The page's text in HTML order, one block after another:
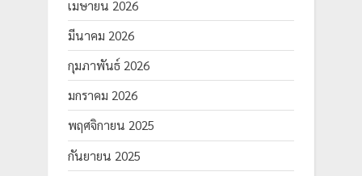
เมษายน 2026
มีนาคม 2026
กุมภาพันธ์ 2026
มกราคม 2026
พฤศจิกายน 2025
กันยายน 2025